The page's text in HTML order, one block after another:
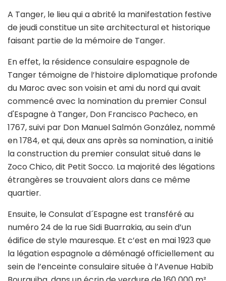
A Tanger, le lieu qui a abrité la manifestation festive
de jeudi constitue un site architectural et historique
faisant partie de la mémoire de Tanger.
En effet, la résidence consulaire espagnole de
Tanger témoigne de l’histoire diplomatique profonde
du Maroc avec son voisin et ami du nord qui avait
commencé avec la nomination du premier Consul
d'Espagne à Tanger, Don Francisco Pacheco, en
1767, suivi par Don Manuel Salmón González, nommé
en 1784, et qui, deux ans après sa nomination, a initié
la construction du premier consulat situé dans le
Zoco Chico, dit Petit Socco. La majorité des légations
étrangères se trouvaient alors dans ce même
quartier.
Ensuite, le Consulat d´Espagne est transféré au
numéro 24 de la rue Sidi Buarrakia, au sein d’un
édifice de style mauresque. Et c’est en mai 1923 que
la légation espagnole a déménagé officiellement au
sein de l’enceinte consulaire située à l’Avenue Habib